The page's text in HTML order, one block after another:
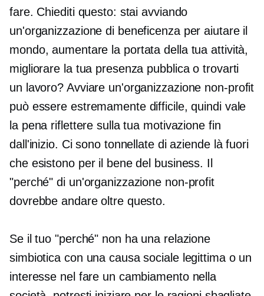
fare. Chiediti questo: stai avviando
un'organizzazione di beneficenza per aiutare il
mondo, aumentare la portata della tua attività,
migliorare la tua presenza pubblica o trovarti
un lavoro? Avviare un'organizzazione non-profit
può essere estremamente difficile, quindi vale
la pena riflettere sulla tua motivazione fin
dall'inizio. Ci sono tonnellate di aziende là fuori
che esistono per il bene del business. Il
"perché" di un'organizzazione non-profit
dovrebbe andare oltre questo.
Se il tuo "perché" non ha una relazione
simbiotica con una causa sociale legittima o un
interesse nel fare un cambiamento nella